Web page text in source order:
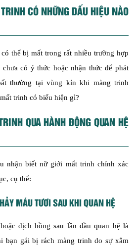
CÓ NHỮNG DẤU HIỆU NÀO
thể bị mất trong rất nhiều trường hợp
có ý thức hoặc nhận thức để phát
thường tại vùng kín khi màng trinh
trinh có biểu hiện gì?
QUA HÀNH ĐỘNG QUAN HỆ
nhận biết nữ giới mất trinh chính xác
cụ thể:
MÁU TƯƠI SAU KHI QUAN HỆ
dịch hồng sau lần đầu quan hệ là
bạn gái bị rách màng trinh do sự xâm